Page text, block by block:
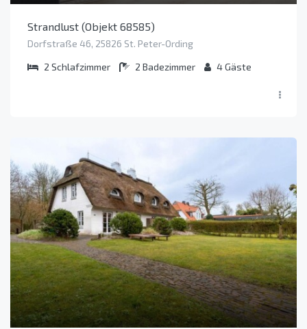
Strandlust (Objekt 68585)
Dorfstraße 46, 25826 St. Peter-Ording
2 Schlafzimmer 2 Badezimmer 4Gäste